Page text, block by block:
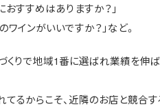
すすめはありますか？」
インがいいですか？」など。
くりで地域1番に選ばれ業績を伸
てるからこそ、近隣のお店と競合す